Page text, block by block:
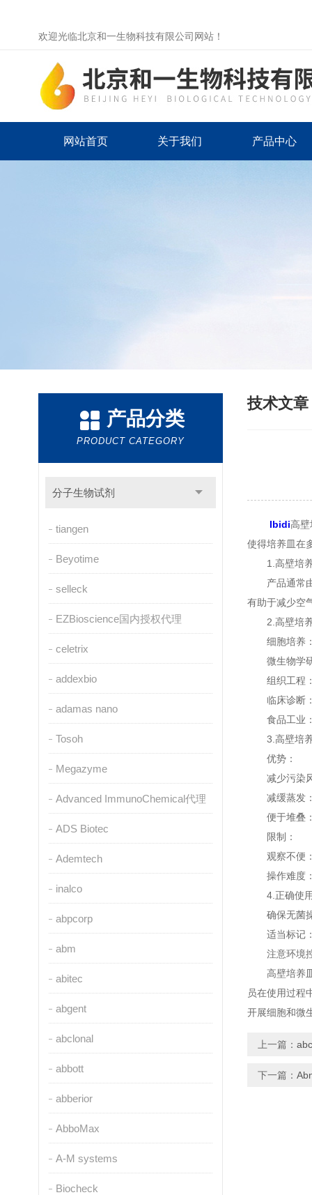
欢迎光临北京和一生物科技有限公司网站！
网站首页 关于我们 产品中心
产品分类
PRODUCT CATEGORY
分子生物试剂
tiangen
Beyotime
selleck
EZBioscience国内授权代理
celetrix
addexbio
adamas nano
Tosoh
Megazyme
Advanced ImmunoChemical代理
ADS Biotec
Ademtech
inalco
abpcorp
abm
abitec
abgent
abclonal
abbott
abberior
AbboMax
A-M systems
Biocheck
技术文章
Ibidi高壁
使得培养皿在
1.高壁培养
产品通常由
有助于减少空
2.高壁培养
细胞培养：
微生物学研
组织工程：
临床诊断：
食品工业：
3.高壁培养
优势：
减少污染风
减缓蒸发：
便于堆叠：
限制：
观察不便：
操作难度：
4.正确使
确保无菌操
适当标记：
注意环境控
高壁培养皿
员在使用过程
开展细胞和微
上一篇：
下一篇：